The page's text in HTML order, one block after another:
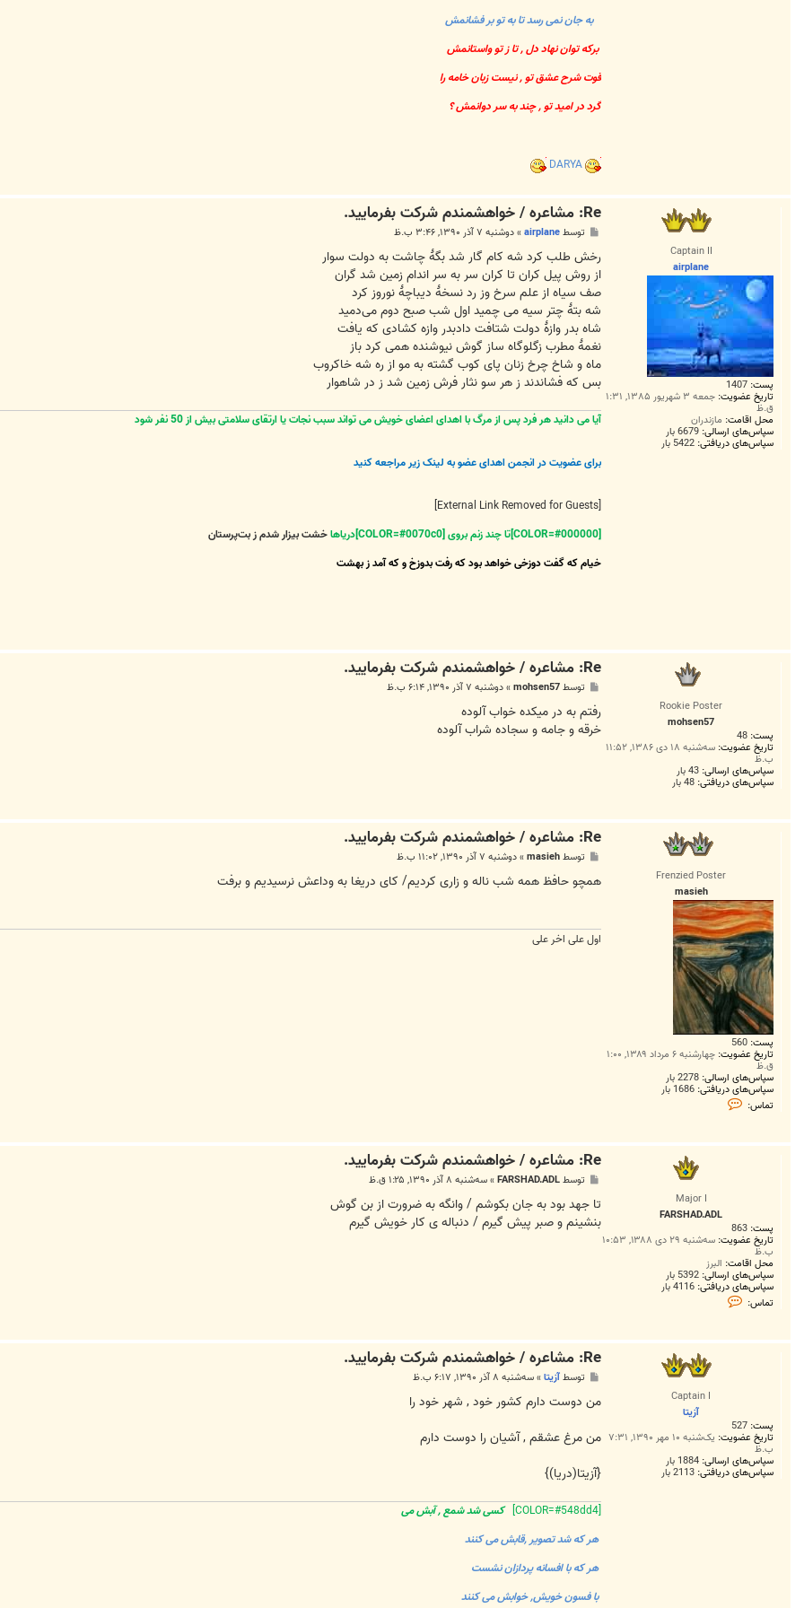
به جان نمی رسد تا به تو بر فشانمش
برکه توان نهاد دل , تا ز تو واستانمش
قوت شرح عشق تو , نیست زبان خامه را
گرد در امید تو , چند به سر دوانمش ؟
DARYA
Captain II
airplane
پست: 1407
تاریخ عضویت: جمعه ۳ شهریور ۱۳۸۵, ۱:۳۱
ق.ظ
محل اقامت: مازندران
سپاس‌های ارسالی: 6679 بار
سپاس‌های دریافتی: 5422 بار
Re: مشاعره / خواهشمندم شرکت بفرماييد.
ت
توسطairplane
»دوشنبه ۷ آذر ۱۳۹۰, ۳:۴۶ ب.ظ
رخش طلب کرد شه کام گار شد بگهٔ چاشت به دولت سوار
از روش پیل کران تا کران سر به سر اندام زمین شد گران
صف سیاه از علم سرخ وز رد نسخهٔ دیباچهٔ نوروز کرد
شه بتهٔ چتر سیه می چمید اول شب صبح دوم می‌دمید
شاه بدر وازهٔ دولت شتافت دادبدر وازه کشادی که یافت
نغمهٔ مطرب زگلوگاه ساز گوش نیوشنده همی کرد باز
ماه و شاخ چرخ زنان پای کوب گشته به مو از ره شه خاکروب
بس که فشاندند ز هر سو نثار فرش زمین شد ز در شاهوار
آیا می دانید هر فرد پس از مرگ با اهدای اعضای خویش می تواند سبب نجات یا ارتقای سلامتی بیش از 50 نفر شود
برای عضویت در انجمن اهدای عضو به لینک زیر مراجعه کنید
[External Link Removed for Guests]
[COLOR=#000000]تا چند زنم بروی [COLOR=#0070c0]دریاها
خشت بیزار شدم ز بت‌پرستان
خیام که گفت دوزخی خواهد بود که رفت بدوزخ و که آمد ز بهشت
Rookie Poster
mohsen57
پست: 48
تاریخ عضویت: سه‌شنبه ۱۸ دی ۱۳۸۶, ۱۱:۵۲
ب.ظ
سپاس‌های ارسالی: 43 بار
سپاس‌های دریافتی: 48 بار
Re: مشاعره / خواهشمندم شرکت بفرماييد.
ت
توسطmohsen57
»دوشنبه ۷ آذر ۱۳۹۰, ۶:۱۴ ب.ظ
رفتم به در میکده خواب آلوده
خرقه و جامه و سجاده شراب آلوده
Frenzied Poster
masieh
پست: 560
تاریخ عضویت: چهارشنبه ۶ مرداد ۱۳۸۹, ۱:۰۰
ق.ظ
سپاس‌های ارسالی: 2278 بار
سپاس‌های دریافتی: 1686 بار
تماس:
ت
m
Re: مشاعره / خواهشمندم شرکت بفرماييد.
ت
توسطmasieh
»دوشنبه ۷ آذر ۱۳۹۰, ۱۱:۰۲ ب.ظ
همچو حافظ همه شب ناله و زاری کردیم/ کای دریغا به وداعش نرسیدیم و برفت
اول علی اخر علی
Major I
FARSHAD.ADL
پست: 863
تاریخ عضویت: سه‌شنبه ۲۹ دی ۱۳۸۸, ۱۰:۵۳
ب.ظ
محل اقامت: البرز
سپاس‌های ارسالی: 5392 بار
سپاس‌های دریافتی: 4116 بار
تماس:
ت
F
A
L
Re: مشاعره / خواهشمندم شرکت بفرماييد.
ت
توسطFARSHAD.ADL
»سه‌شنبه ۸ آذر ۱۳۹۰, ۱:۲۵ ق.ظ
تا جهد بود به جان بکوشم / وانگه به ضرورت از بن گوش
بنشینم و صبر پیش گیرم / دنباله ی کار خویش گیرم
Captain I
آزیتا
پست: 527
تاریخ عضویت: یک‌شنبه ۱۰ مهر ۱۳۹۰, ۷:۳۱
ب.ظ
سپاس‌های ارسالی: 1884 بار
سپاس‌های دریافتی: 2113 بار
Re: مشاعره / خواهشمندم شرکت بفرماييد.
ت
توسطآزیتا»سه‌شنبه ۸ آذر ۱۳۹۰, ۶:۱۷ ب.ظ
من دوست دارم کشور خود , شهر خود را
من مرغ عشقم , آشیان را دوست دارم
{آزیتا(دریا)}
[COLOR=#548dd4]
کسی شد شمع , آبش می
هر که شد تصویر ,قابش می کنند
هر که با افسانه پردازان نشست
با فسون خویش, خوابش می کنند